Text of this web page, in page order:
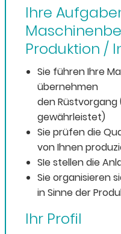
Ihre
Produktion /
Sie führen Ihre
übernehmen
den Rüstvorgang
gewährleistet)
Sie prüfen die
von Ihnen
SIe stellen die
Sie organisieren
in Sinne der
Ihr Profil